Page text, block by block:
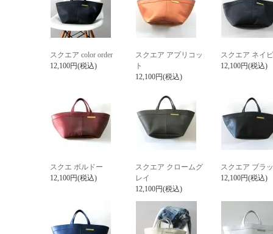
スクエア color order
12,100円(税込)
スクエア アプリコッ
ト
12,100円(税込)
スクエア ネイ
12,100円(税込)
スクエ ボルドー
12,100円(税込)
スクエア クロームグ
レイ
12,100円(税込)
スクエア ブラ
12,100円(税込)